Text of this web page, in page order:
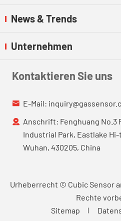
News & Trends
Unternehmen
Kontaktieren Sie uns
 E-Mail:
 Anschrift: Fenghuang No.3
Industrial Park, Eastlake
Wuhan, 430205, China
Urheberrecht © Cubic Sensor
Rechte
Sitemap